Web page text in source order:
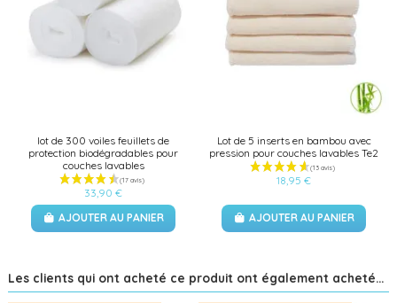
lot de 300 voiles feuillets de
protection biodégradables pour
couches lavables
33,90 €
AJOUTER AU PANIER
Lot de 5 inserts en bambou avec
pression pour couches lavables Te2
18,95 €
AJOUTER AU PANIER
Les clients qui ont acheté ce produit ont également acheté...